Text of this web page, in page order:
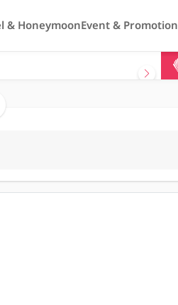
& HoneymoonEvent & Promotion